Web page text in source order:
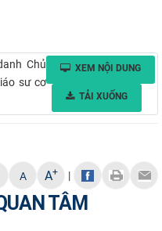
Chủ
sư cơ
XEM NỘI DUNG
TẢI XUỐNG
A A+ |
TÂM